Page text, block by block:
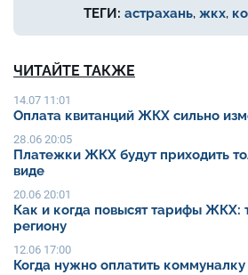
ТЕГИ: астрахань, жкх,
ЧИТАЙТЕ ТАКЖЕ
14.07 11:01
Оплата квитанций ЖКХ сильно
28.06 20:05
Платежки ЖКХ будут приходить
виде
20.06 20:01
Как и когда повысят тарифы ЖКХ:
региону
12.06 17:00
Когда нужно оплатить